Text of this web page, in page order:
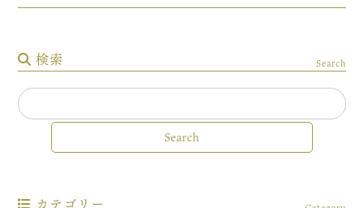
検索 Search
カテゴリー